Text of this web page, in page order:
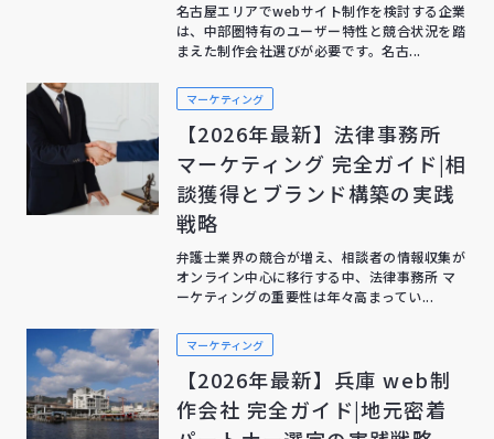
名古屋エリアでwebサイト制作を検討する企業
は、中部圏特有のユーザー特性と競合状況を踏
まえた制作会社選びが必要です。名古...
マーケティング
【2026年最新】法律事務所
マーケティング 完全ガイド|相
談獲得とブランド構築の実践
戦略
弁護士業界の競合が増え、相談者の情報収集が
オンライン中心に移行する中、法律事務所 マ
ーケティングの重要性は年々高まってい...
マーケティング
【2026年最新】兵庫 web制
作会社 完全ガイド|地元密着